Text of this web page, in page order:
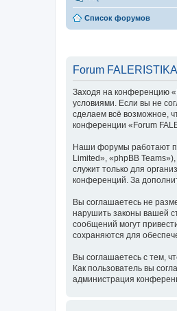
Список форумов
Forum
Заходя на конференцию
условиями. Если вы не
сделаем всё возможное,
конференции «Forum
Наши форумы работают
Limited», «phpBB
служит только для
конференций. За
Вы соглашаетесь не
нарушить законы вашей
сообщений могут
сохраняются для
Вы соглашаетесь с тем,
Как пользователь вы
администрация